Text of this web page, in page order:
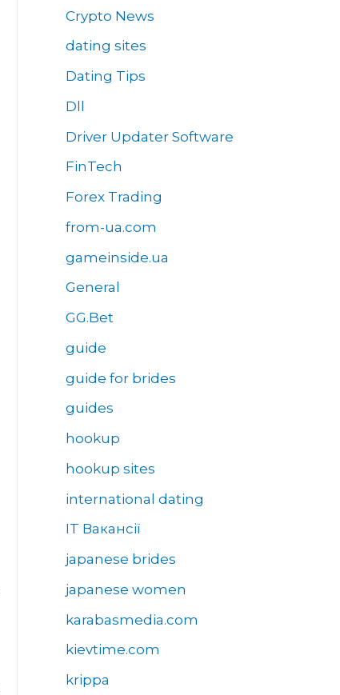
Crypto News
dating sites
Dating Tips
Dll
Driver Updater Software
FinTech
Forex Trading
from-ua.com
gameinside.ua
General
GG.Bet
guide
guide for brides
guides
hookup
hookup sites
international dating
IT Вакансії
japanese brides
japanese women
karabasmedia.com
kievtime.com
krippa